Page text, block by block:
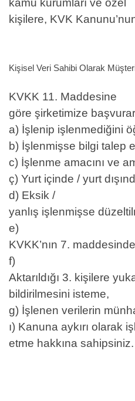
kamu kurumları ve özel
kişilere, KVK
Kişisel Veri Sahibi Olarak
KVKK 11. Maddesine
göre şirketimize
a) İşlenip işlenmediğini
b) İşlenmişse bilgi talep
c) İşlenme amacını ve
ç) Yurt içinde / yurt
d) Eksik /
yanlış işlenmişse
e)
KVKK’nın 7.
f)
Aktarıldığı 3. kişilere
bildirilmesini isteme,
g) İşlenen verilerin
ı) Kanuna aykırı olarak
etme hakkına sahipsiniz.